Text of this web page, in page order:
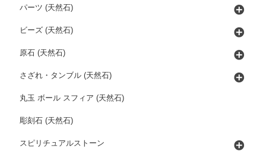
パーツ (天然石)
ビーズ (天然石)
原石 (天然石)
さざれ・タンブル (天然石)
丸玉 ボール スフィア (天然石)
彫刻石 (天然石)
スピリチュアルストーン